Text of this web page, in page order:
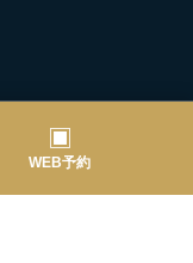
Reserved.
▣
WEB予約